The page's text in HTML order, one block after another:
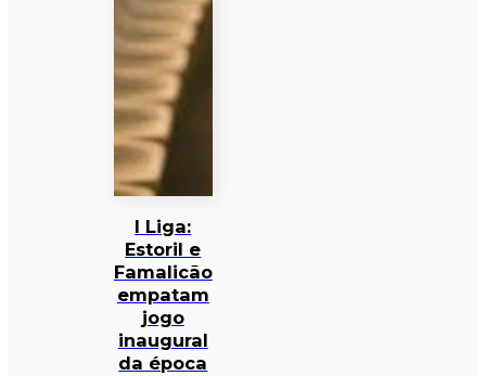
I Liga:
Estoril e
Famalicão
empatam
jogo
inaugural
da época